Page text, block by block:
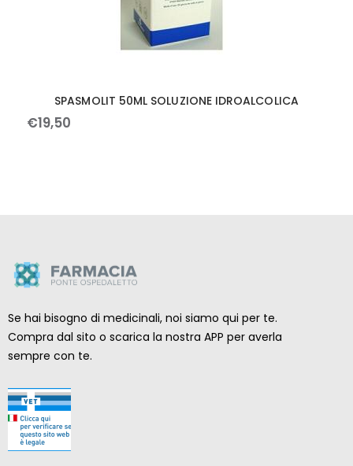
SPASMOLIT 50ML SOLUZIONE IDROALCOLICA
€19,50
Se hai bisogno di medicinali, noi siamo qui per te.
Compra dal sito o scarica la nostra APP per averla
sempre con te.